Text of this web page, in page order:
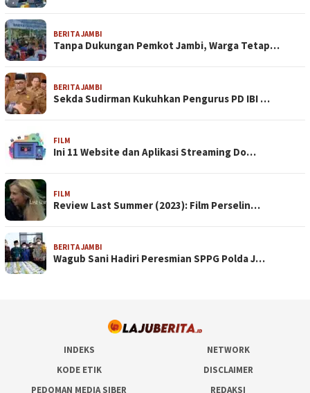
BERITA JAMBI
Tanpa Dukungan Pemkot Jambi, Warga Tetap…
BERITA JAMBI
Sekda Sudirman Kukuhkan Pengurus PD IBI …
FILM
Ini 11 Website dan Aplikasi Streaming Do…
FILM
Review Last Summer (2023): Film Perselin…
BERITA JAMBI
Wagub Sani Hadiri Peresmian SPPG Polda J…
INDEKS
NETWORK
KODE ETIK
DISCLAIMER
PEDOMAN MEDIA SIBER
REDAKSI